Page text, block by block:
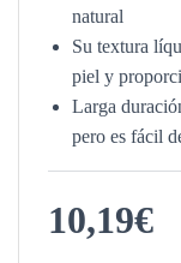
natural
Su textura
piel y
Larga
pero es fácil
10,19€